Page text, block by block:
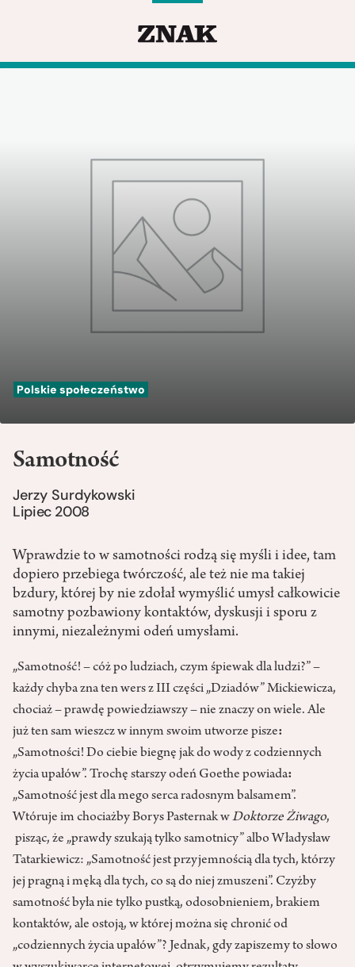
Polskie społeczeństwo
Samotność
Jerzy Surdykowski
Lipiec 2008
Wprawdzie to w samotności rodzą się myśli i idee, tam
dopiero przebiega twórczość, ale też nie ma takiej
bzdury, której by nie zdołał wymyślić umysł całkowicie
samotny pozbawiony kontaktów, dyskusji i sporu z
innymi, niezależnymi odeń umysłami.
„Samotność! – cóż po ludziach, czym śpiewak dla ludzi?” –
każdy chyba zna ten wers z III części „Dziadów” Mickiewicza,
chociaż – prawdę powiedziawszy – nie znaczy on wiele. Ale
już ten sam wieszcz w innym swoim utworze pisze:
„Samotności! Do ciebie biegnę jak do wody z codziennych
życia upałów”. Trochę starszy odeń Goethe powiada:
„Samotność jest dla mego serca radosnym balsamem”.
Wtóruje im chociażby Borys Pasternak wDoktorze Żiwago,
pisząc, że „prawdy szukają tylko samotnicy” albo Władysław
Tatarkiewicz: „Samotność jest przyjemnością dla tych, którzy
jej pragną i męką dla tych, co są do niej zmuszeni”. Czyżby
samotność była nie tylko pustką, odosobnieniem, brakiem
kontaktów, ale ostoją, w której można się chronić od
„codziennych życia upałów”? Jednak, gdy zapiszemy to słowo